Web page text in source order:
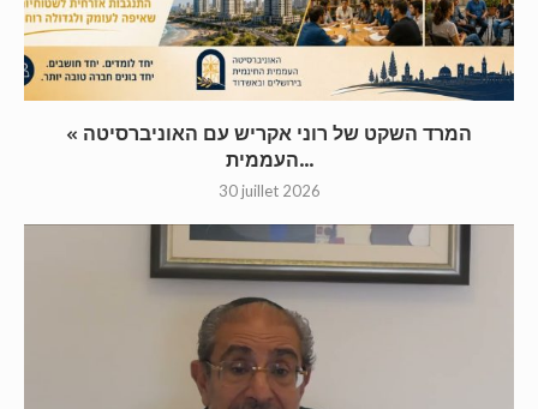
« המרד השקט של רוני אקריש עם האוניברסיטה
העממית...
30 juillet 2026